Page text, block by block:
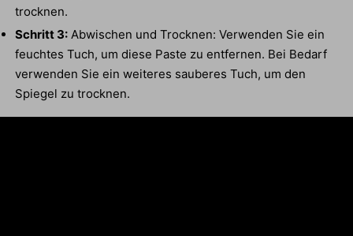
trocknen.
Schritt 3:Abwischen und Trocknen: Verwenden Sie ein
feuchtes Tuch, um diese Paste zu entfernen. Bei Bedarf
verwenden Sie ein weiteres sauberes Tuch, um den
Spiegel zu trocknen.